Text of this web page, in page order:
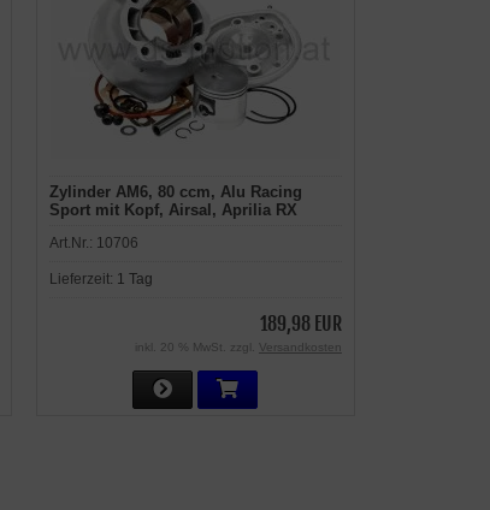
Zylinder AM6, 80 ccm, Alu Racing
Sport mit Kopf, Airsal, Aprilia RX
Generic Trigger, HRD, Malaguti, MBK,
Yamaha
Art.Nr.: 10706
Lieferzeit: 1 Tag
189,98 EUR
inkl. 20 % MwSt. zzgl. Versandkosten